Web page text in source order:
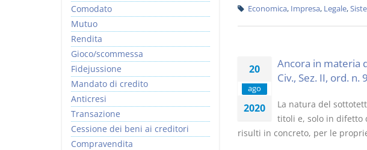
Economica, Impresa, Legale,
20
ago
2020
Ancora in materia
Civ., Sez. II, ord.
La natura del
titoli e, solo in difetto
risulti in concreto, per le
Comodato
Mutuo
Rendita
Gioco/scommessa
Fidejussione
Mandato di credito
Anticresi
Transazione
Cessione dei beni ai creditori
Compravendita